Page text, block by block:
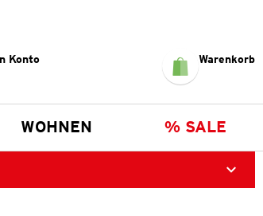
Konto Warenkorb
WOHNEN % SALE